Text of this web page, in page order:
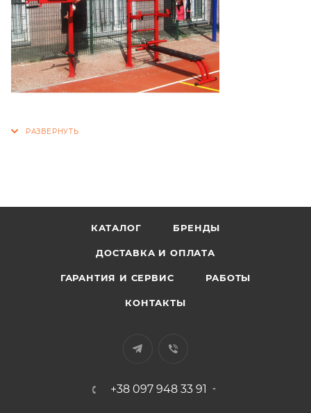
КАТАЛОГ БРЕНДЫ
ДОСТАВКА И ОПЛАТА
ГАРАНТИЯ И СЕРВИС РАБОТЫ
КОНТАКТЫ
+38 097 948 33 91